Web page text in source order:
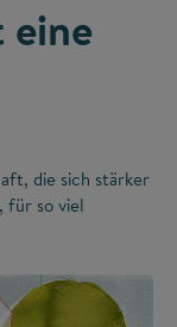
eine
die sich stärker
für so viel